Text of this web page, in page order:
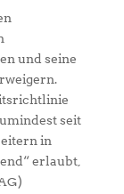
und seine
seit
in
erlaubt,